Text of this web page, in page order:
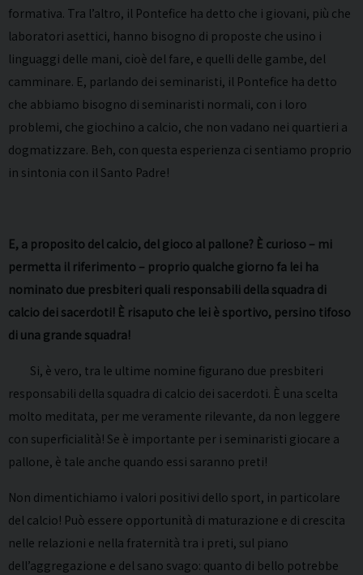
formativa. Tra l’altro, il Pontefice ha detto che i giovani, più che
laboratori asettici, hanno bisogno di proposte che usino i
linguaggi delle mani, cioè del fare, e quelli delle gambe, del
camminare. E, parlando dei seminaristi, il Pontefice ha detto
che abbiamo bisogno di seminaristi normali, con i loro
problemi, che giochino a calcio, che non vadano nei quartieri a
dogmatizzare. Beh, con questa esperienza ci sentiamo proprio
in sintonia con il Santo Padre!
E, a proposito del calcio, del gioco al pallone? È curioso – mi
permetta il riferimento – proprio qualche giorno fa lei ha
nominato due presbiteri quali responsabili della squadra di
calcio dei sacerdoti! È risaputo che lei è sportivo, persino tifoso
di una grande squadra!
Si, è vero, tra le ultime nomine figurano due presbiteri
responsabili della squadra di calcio dei sacerdoti. È una scelta
molto meditata, per me veramente rilevante, da non leggere
con superficialità! Se è importante per i seminaristi giocare a
pallone, è tale anche quando essi saranno preti!
Non dimentichiamo i valori positivi dello sport, in particolare
del calcio! Può essere opportunità di maturazione e di crescita
nelle relazioni e nella fraternità tra i preti, sul piano
dell’aggregazione e del sano svago: quanto di bello potrebbe